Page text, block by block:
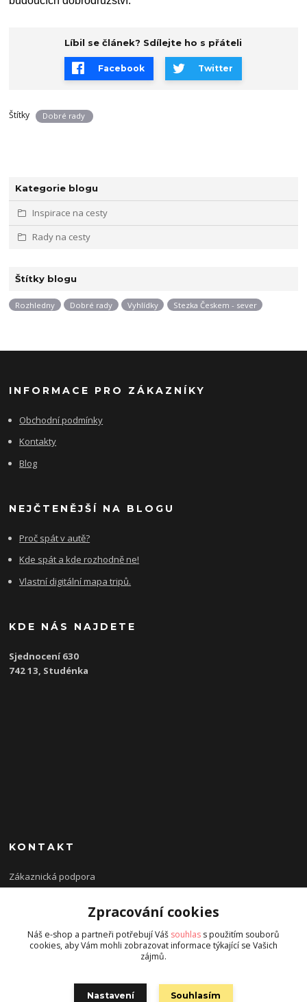
Kategorie blogu
Inspirace na cesty
Rady na cesty
Štítky blogu
Rozhledny Dobré rady Vyhlídky Stezka Českem - sever
Líbil se článek? Sdílejte ho s přáteli
Facebook Twitter
Štítky Dobré rady
INFORMACE PRO ZÁKAZNÍKY
Obchodní podmínky
Kontakty
Blog
NEJČTENĚJŠÍ NA BLOGU
Proč spát v autě?
Kde spát a kde rozhodně ne!
Vlastní digitální mapa tripů.
KDE NÁS NAJDETE
Sjednocení 630
742 13, Studénka
KONTAKT
Zákaznická podpora
+420 777 160 392
Po-Pa 14.00-19.00 So-Ne 9:00-19:00
tomstyle@centrum.cz
Zpracování cookies
Náš e-shop a partneři potřebují Váš souhlas s použitím souborů
cookies, aby Vám mohli zobrazovat informace týkající se Vašich
zájmů.
Nastavení Souhlasím